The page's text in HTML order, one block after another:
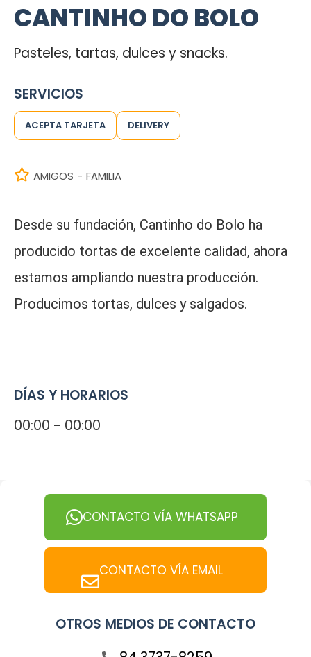
CANTINHO DO BOLO
Pasteles, tartas, dulces y snacks.
SERVICIOS
ACEPTA TARJETA DELIVERY
AMIGOS - FAMILIA
Desde su fundación, Cantinho do Bolo ha
producido tortas de excelente calidad, ahora
estamos ampliando nuestra producción.
Producimos tortas, dulces y salgados.
DÍAS Y HORARIOS
00:00 - 00:00
CONTACTO VÍA WHATSAPP
CONTACTO VÍA EMAIL
OTROS MEDIOS DE CONTACTO